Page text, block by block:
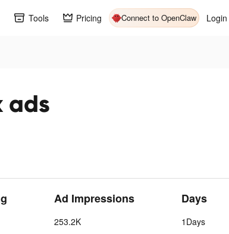
Tools Pricing Connect to OpenClaw Login
ads
Ad Impressions
253.2K
Days
1Days